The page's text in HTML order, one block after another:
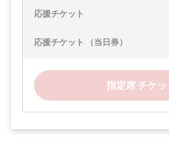
応援チケット
応援チケット （当日券）
指定席 チケ